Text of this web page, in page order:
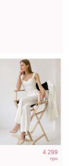
4 299
грн